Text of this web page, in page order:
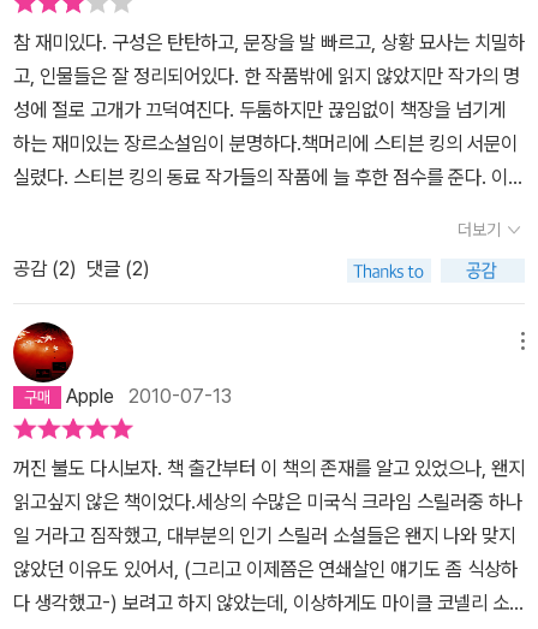
시작하는데, 우연히 다른 경찰관의 자살 사건에서도 션이 남긴 것과
같은 모호한 문구가 있다는 것을 발견한다. 그것은 에드가 엘런 포의
시구였다. 잭은 이러한 사례가 더 있는지 조사하기 시작하는데, 놀랍
게도 여섯 건이나 되는 경찰관 자살 사건에서 포의 시가 유서로 사용
되었음을 알게 된다. 그들의 자살 사건은 사실은 교묘하게 위장된 경
찰관 살해 사건이었던 것이다.잭은 자살로 처리된 경찰관들의 파트너
를 찾아다니며 자신이 알아낸 바를 공유하고 재수사를 촉구한다. 파
트너들은 자살 사건이 납득 되지 않았지만 너무나 명백해 보이는 증
환영을 받았다. 이제 경찰관 연쇄 살인범을 잡기 위한 수사가 시작된
다. 하지만 전국적인 연쇄살인의 수사는 FBI가 맡도록 되어 있었고,
단서를 얻는 과정에서 전직 기자이자 정보원인 워런의 실수, 혹은 의
도적인 배신 때문에 잭은 FBI에게 노출되고 만다. FBI는 만약 잭이
기사를 쓴다면 특종은 얻을 수 있겠지만 형을 살해한 범인은 영영 자
취를 감춰버릴 것이라며 사건 해결 이후에 기사를 써줄 것을 요청한
다. 잭은 특종이 아쉬웠으나 FBI의 의견도 옳다고 여겨 자신을 수사
에 참여하게 해줄 것을 조건으로 제안을 받아들인다. 잭은 FBI 요원
레이철의 감시 하에 수사에 참여하게 되는데 그녀와 잭은 한정된 시
참 재미있다. 구성은 탄탄하고, 문장을 발 빠르고, 상황 묘사는 치밀하
고, 인물들은 잘 정리되어있다. 한 작품밖에 읽지 않았지만 작가의 명
성에 절로 고개가 끄덕여진다. 두툼하지만 끊임없이 책장을 넘기게
하는 재미있는 장르소설임이 분명하다.책머리에 스티븐 킹의 서문이
실렸다. 스티븐 킹의 동료 작가들의 작품에 늘 후한 점수를 준다. 이번
고의 찬사를 늘어놓는다. 그것도 기가 막힌 입담으로. <시인>은 재미
있는 작품이고, 마이클 코넬리는 분명히 대단한 작가인 것 같지만 스
티븐 킹의 칭찬에 동감하기 힘들다. 그의 말처럼 <시인>은 집안의 불
을 전부 켜 놓고 읽어야할 정도로 무섭지도 않다. 스티븐 킹처럼 마지
막 장면 때문에 충격을 먹지 않았다. 그리고 그의 말처럼 두 세 번 읽
을 정도의 작품이라고 생각하지 않는다.(이 책에서 유일하게 두 번 이
상 읽은 것은 대목은 스티븐 킹의 추천사다! 스티븐 킹은 내가 아는 작
가 중 서문을 제일 재미있게 쓰는 사람이다.) 동료 작가에 대한 스티
븐 킹의 애정 어린 호들갑이다. 속지 말지어다.꽤 재미있었지만 아쉽
다. 우선 <시인>에는 유머가 부족하다. 600 페이지가 넘는 꽤 두툼
한 분량을 코넬리는 스트레이트하게 몰아붙인다. 간혹 등장하는 농담
은 인물들이 서로 주고받는 것들일 뿐 독자가 동참하고 즐기기에는
더보기
공감 (2) 댓글 (2)
Apple 2010-07-13
꺼진 불도 다시보자. 책 출간부터 이 책의 존재를 알고 있었으나, 왠지
읽고싶지 않은 책이었다.세상의 수많은 미국식 크라임 스릴러중 하나
일 거라고 짐작했고, 대부분의 인기 스릴러 소설들은 왠지 나와 맞지
않았던 이유도 있어서, (그리고 이제쯤은 연쇄살인 얘기도 좀 식상하
다 생각했고-) 보려고 하지 않았는데, 이상하게도 마이클 코넬리 소